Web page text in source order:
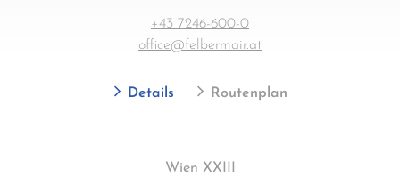
+43 7246-600-0
office@felbermair.at
Details Routenplan
Wien XXIII